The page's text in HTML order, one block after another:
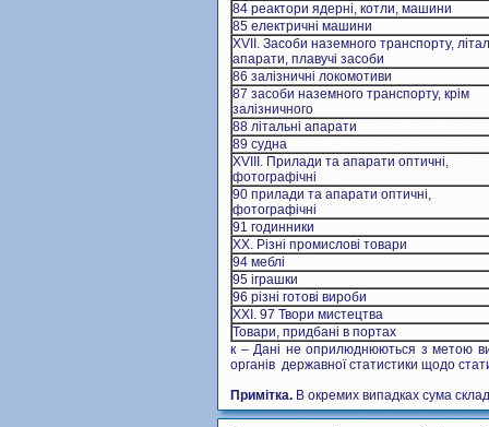
84 реактори ядерні, котли, машини
85 електричні машини
XVII. Засоби наземного транспорту,
апарати, плавучі засоби
86 залізничні локомотиви
87 засоби наземного транспорту, крім
залізничного
88 літальні апарати
89 судна
XVIII. Прилади та апарати оптичні,
фотографічні
90 прилади та апарати оптичні,
фотографічні
91 годинники
ХX. Рiзнi промислові товари
94 меблі
95 іграшки
96 різні готові вироби
XXІ. 97 Твори мистецтва
Товари, придбані в портах
к – Дані не оприлюднюються з метою
органів державної статистики щодо
Примітка. В окремих випадках сума